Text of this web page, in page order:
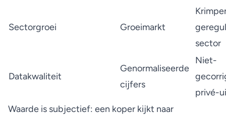
Sectorgroei Groeimarkt
sector
Datakwaliteit
Genormaliseerde
cijfers
Niet-
privé-
Waarde is subjectief: een koper kijkt naar